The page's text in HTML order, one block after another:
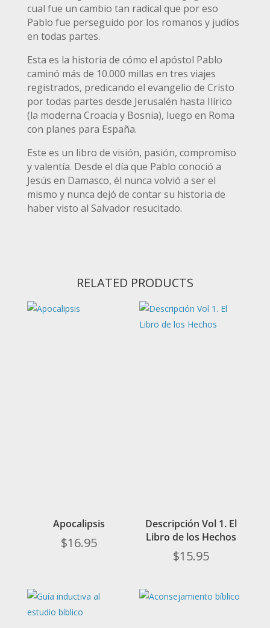
cual fue un cambio tan radical que por eso
Pablo fue perseguido por los romanos y judíos
en todas partes.
Esta es la historia de cómo el apóstol Pablo
caminó más de 10.000 millas en tres viajes
registrados, predicando el evangelio de Cristo
por todas partes desde Jerusalén hasta Ilírico
(la moderna Croacia y Bosnia), luego en Roma
con planes para España.
Este es un libro de visión, pasión, compromiso
y valentía. Desde el día que Pablo conoció a
Jesús en Damasco, él nunca volvió a ser el
mismo y nunca dejó de contar su historia de
haber visto al Salvador resucitado.
RELATED PRODUCTS
Apocalipsis
$16.95
Descripción Vol 1. El
Libro de los Hechos
$15.95